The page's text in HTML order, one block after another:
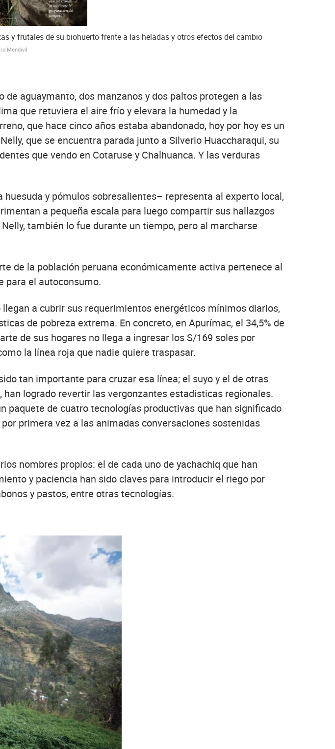
y frutales de su biohuerto frente a las heladas y otros efectos del cambio
Mendivil
aguaymanto, dos manzanos y dos paltos protegen a las
que retuviera el aire frío y elevara la humedad y la
que hace cinco años estaba abandonado, hoy por hoy es un
que se encuentra parada junto a Silverio Huaccharaqui, su
que vendo en Cotaruse y Chalhuanca. Y las verduras
y pómulos sobresalientes– representa al experto local,
a pequeña escala para luego compartir sus hallazgos
también lo fue durante un tiempo, pero al marcharse
de la población peruana económicamente activa pertenece al
para el autoconsumo.
a cubrir sus requerimientos energéticos mínimos diarios,
de pobreza extrema. En concreto, en Apurímac, el 34,5% de
de sus hogares no llega a ingresar los S/169 soles por
la línea roja que nadie quiere traspasar.
tan importante para cruzar esa línea; el suyo y el de otras
logrado revertir las vergonzantes estadísticas regionales.
paquete de cuatro tecnologías productivas que han significado
primera vez a las animadas conversaciones sostenidas
nombres propios: el de cada uno de yachachiq que han
y paciencia han sido claves para introducir el riego por
y pastos, entre otras tecnologías.